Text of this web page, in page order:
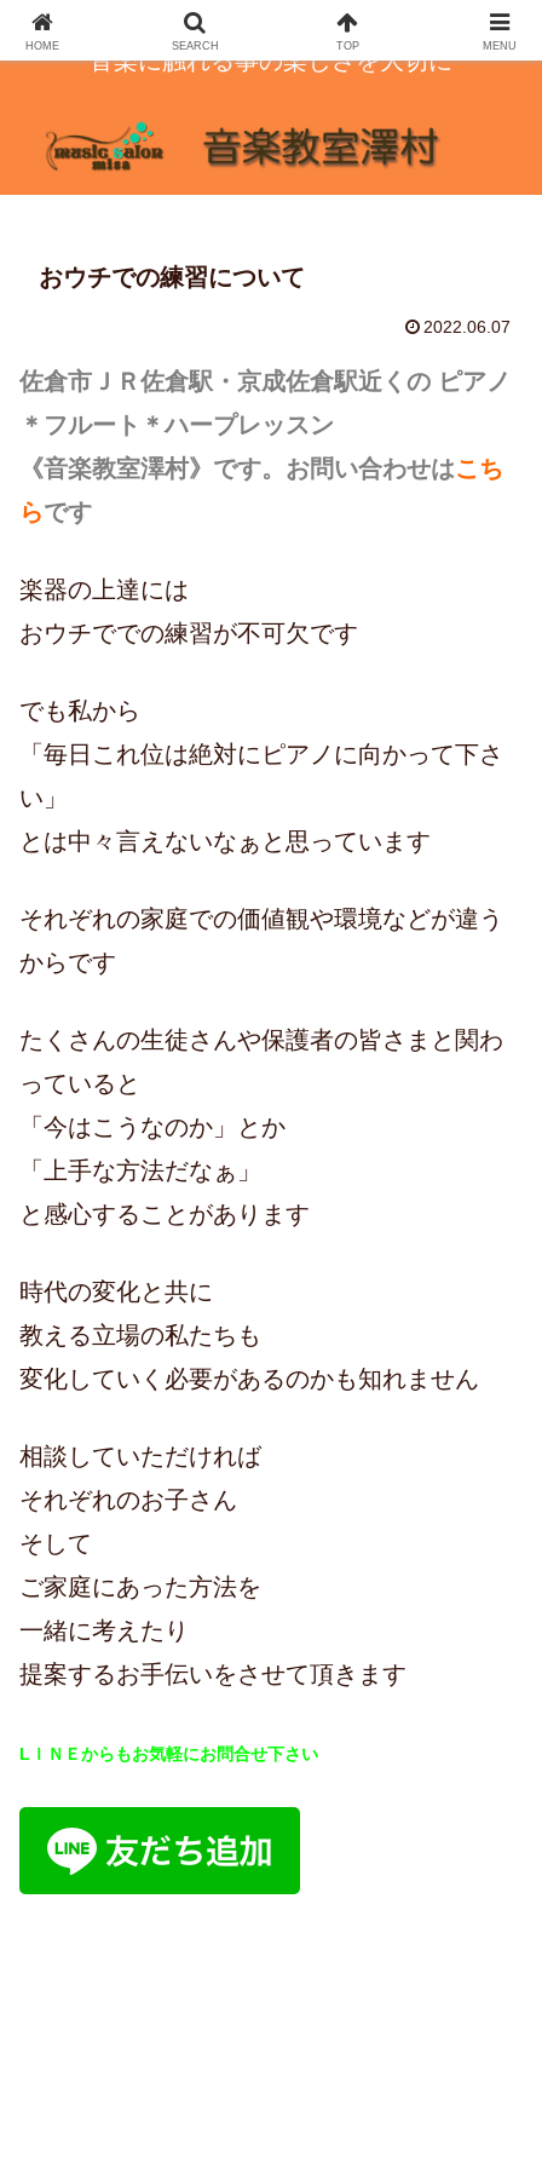
音楽に触れる事の楽しさを大切に
おウチでの練習について
2022.06.07
佐倉市ＪＲ佐倉駅・京成佐倉駅近くの ピアノ
＊フルート＊ハープレッスン
《音楽教室澤村》です。お問い合わせはこち
らです
楽器の上達には
おウチででの練習が不可欠です
でも私から
「毎日これ位は絶対にピアノに向かって下さ
い」
とは中々言えないなぁと思っています
それぞれの家庭での価値観や環境などが違う
からです
たくさんの生徒さんや保護者の皆さまと関わ
っていると
「今はこうなのか」とか
「上手な方法だなぁ」
と感心することがあります
時代の変化と共に
教える立場の私たちも
変化していく必要があるのかも知れません
相談していただければ
それぞれのお子さん
そして
ご家庭にあった方法を
一緒に考えたり
提案するお手伝いをさせて頂きます
LＩＮＥからもお気軽にお問合せ下さい
HOME SEARCH TOP MENU